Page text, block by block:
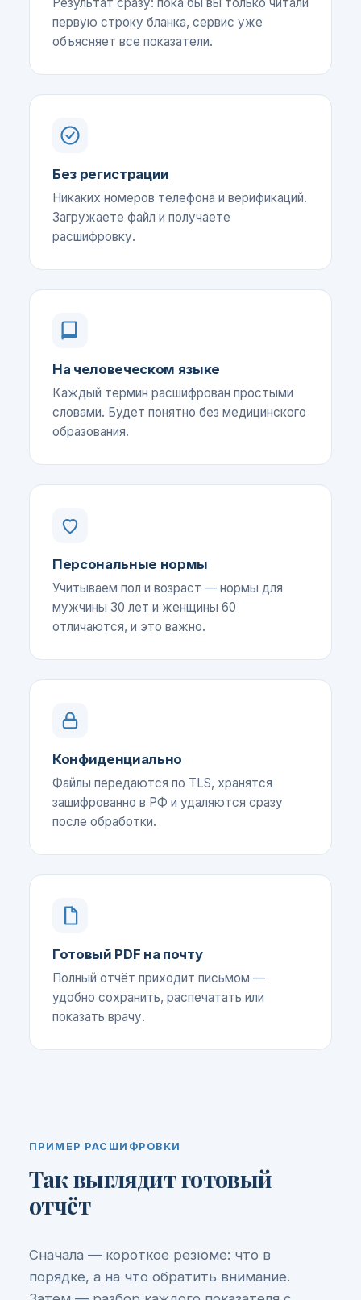
первую строку бланка, сервис уже
объясняет все показатели.
Без регистрации
Никаких номеров телефона и верификаций.
Загружаете файл и получаете
расшифровку.
На человеческом языке
Каждый термин расшифрован простыми
словами. Будет понятно без медицинского
образования.
Персональные нормы
Учитываем пол и возраст — нормы для
мужчины 30 лет и женщины 60
отличаются, и это важно.
Конфиденциально
Файлы передаются по TLS, хранятся
зашифрованно в РФ и удаляются сразу
после обработки.
Готовый PDF на почту
Полный отчёт приходит письмом —
удобно сохранить, распечатать или
показать врачу.
ПРИМЕР РАСШИФРОВКИ
Так выглядит готовый
отчёт
Сначала — короткое резюме: что в
порядке, а на что обратить внимание.